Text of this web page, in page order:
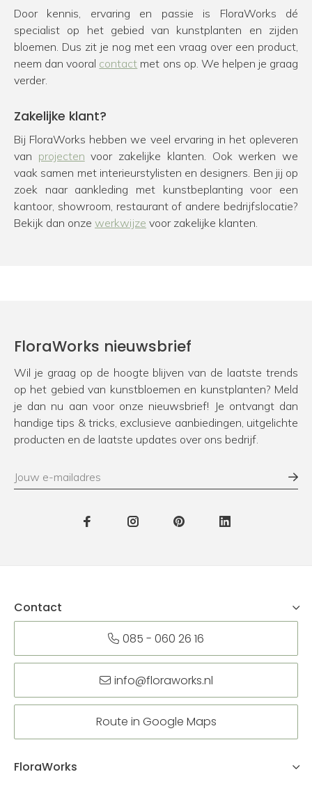
Door kennis, ervaring en passie is FloraWorks dé
specialist op het gebied van kunstplanten en zijden
bloemen. Dus zit je nog met een vraag over een product,
neem dan vooral contact met ons op. We helpen je graag
verder.
Zakelijke klant?
Bij FloraWorks hebben we veel ervaring in het opleveren
van projecten voor zakelijke klanten. Ook werken we
vaak samen met interieurstylisten en designers. Ben jij op
zoek naar aankleding met kunstbeplanting voor een
kantoor, showroom, restaurant of andere bedrijfslocatie?
Bekijk dan onze werkwijze voor zakelijke klanten.
FloraWorks nieuwsbrief
Wil je graag op de hoogte blijven van de laatste trends
op het gebied van kunstbloemen en kunstplanten? Meld
je dan nu aan voor onze nieuwsbrief! Je ontvangt dan
handige tips & tricks, exclusieve aanbiedingen, uitgelichte
producten en de laatste updates over ons bedrijf.
Contact
085 - 060 26 16
info@floraworks.nl
Route in Google Maps
FloraWorks